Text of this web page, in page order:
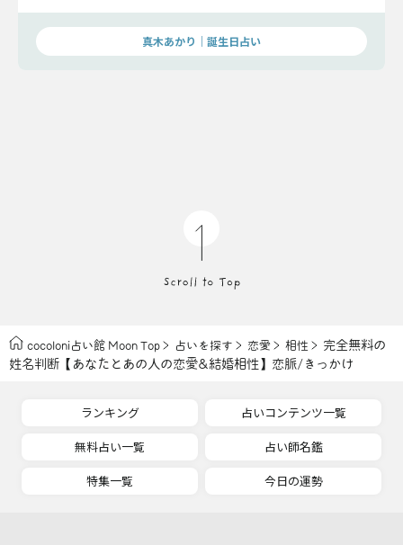
真木あかり｜誕生日占い
cocoloni占い館 Moon Top 占いを探す 恋愛 相性
完全無料の
姓名判断【あなたとあの人の恋愛&結婚相性】恋脈/きっかけ
ランキング
占いコンテンツ一覧
無料占い一覧
占い師名鑑
特集一覧
今日の運勢